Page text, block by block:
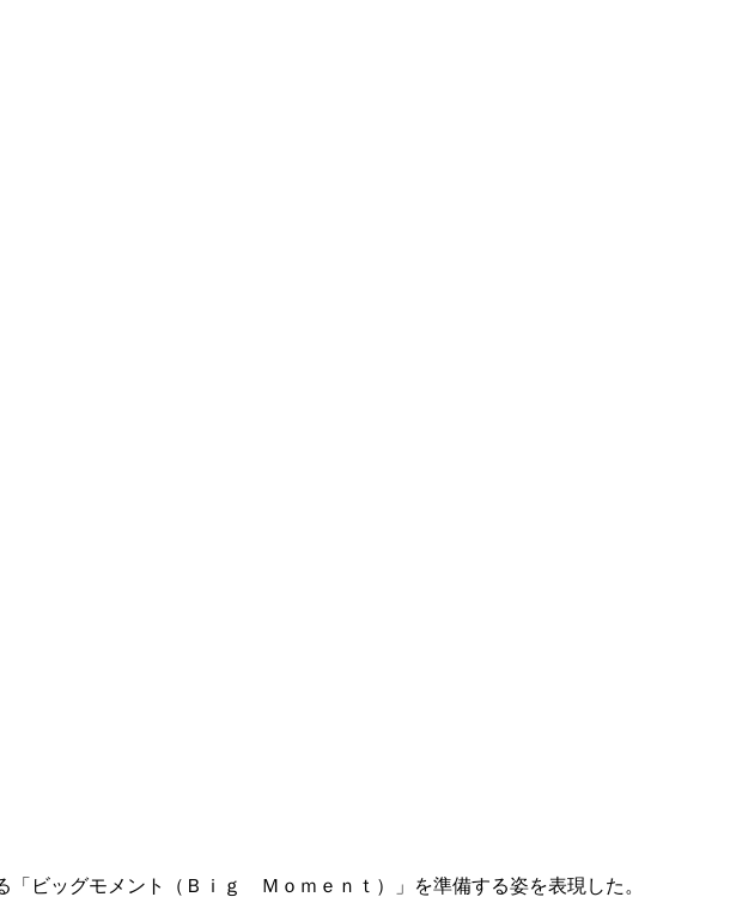
ビッグモメント（Ｂｉｇ Ｍｏｍｅｎｔ）」を準備する姿を表現した。